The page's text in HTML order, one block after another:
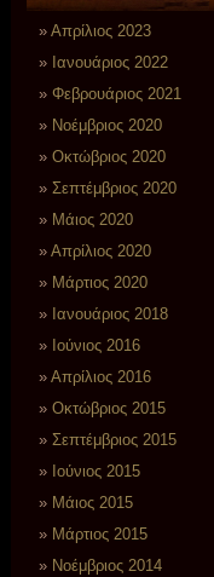
Απρίλιος 2023
Ιανουάριος 2022
Φεβρουάριος 2021
Νοέμβριος 2020
Οκτώβριος 2020
Σεπτέμβριος 2020
Μάιος 2020
Απρίλιος 2020
Μάρτιος 2020
Ιανουάριος 2018
Ιούνιος 2016
Απρίλιος 2016
Οκτώβριος 2015
Σεπτέμβριος 2015
Ιούνιος 2015
Μάιος 2015
Μάρτιος 2015
Νοέμβριος 2014